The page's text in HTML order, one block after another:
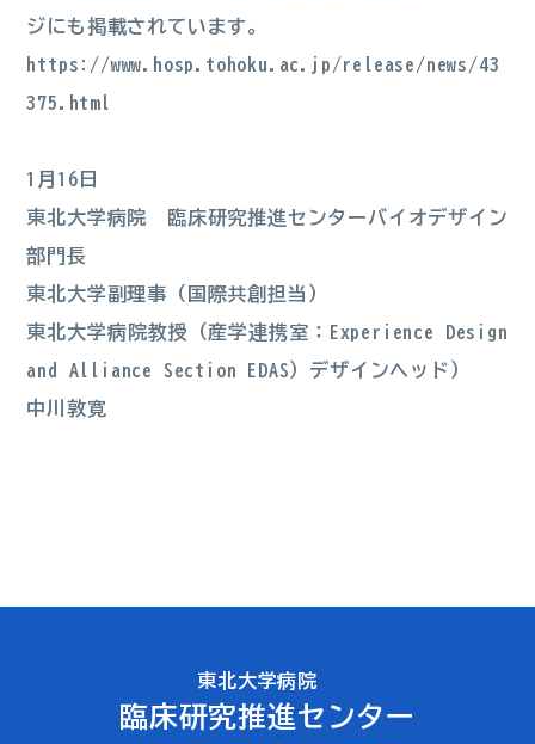
ジにも掲載されています。
https://www.hosp.tohoku.ac.jp/release/news/43
375.html
1月16日
東北大学病院 臨床研究推進センターバイオデザイン
部門長
東北大学副理事（国際共創担当）
東北大学病院教授（産学連携室：Experience Design
and Alliance Section EDAS）デザインヘッド）
中川敦寛
東北大学病院
臨床研究推進センター